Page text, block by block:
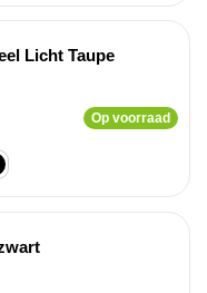
Licht Taupe
Op voorraad